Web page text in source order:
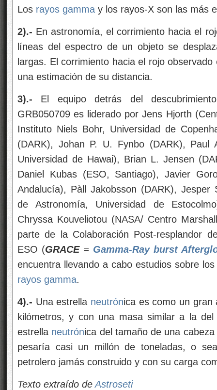
Los rayos gamma y los rayos-X son las más
2).- En astronomía, el corrimiento hacia el
líneas del espectro de un objeto se
largas. El corrimiento hacia el rojo
una estimación de su distancia.
3).- El equipo detrás del
GRB050709 es liderado por Jens Hjorth
Instituto Niels Bohr, Universidad de
(DARK), Johan P. U. Fynbo (DARK), Paul
Universidad de Hawai), Brian L. Jensen
Daniel Kubas (ESO, Santiago), Javier
Andalucía), Pàll Jakobsson (DARK), Jesper
de Astronomía, Universidad de
Chryssa Kouveliotou (NASA/ Centro
parte de la Colaboración Post-resplandor
ESO (GRACE= Gamma-Ray burst
encuentra llevando a cabo estudios sobre
rayos gamma.
4).- Una estrella neutrónica es como un
kilómetros, y con una masa similar a la
estrella neutrónica del tamaño de una
pesaría casi un millón de toneladas, o
petrolero jamás construido y con su carga
Texto extraído de Astroseti